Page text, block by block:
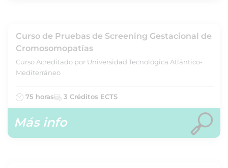
Curso de Pruebas de Screening Gestacional de
Cromosomopatías
Curso Acreditado por Universidad Tecnológica Atlántico-
Mediterráneo
75 horas 3 Créditos ECTS
Más info